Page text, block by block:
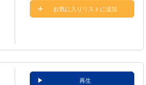
お気に入りリストに追加
再生